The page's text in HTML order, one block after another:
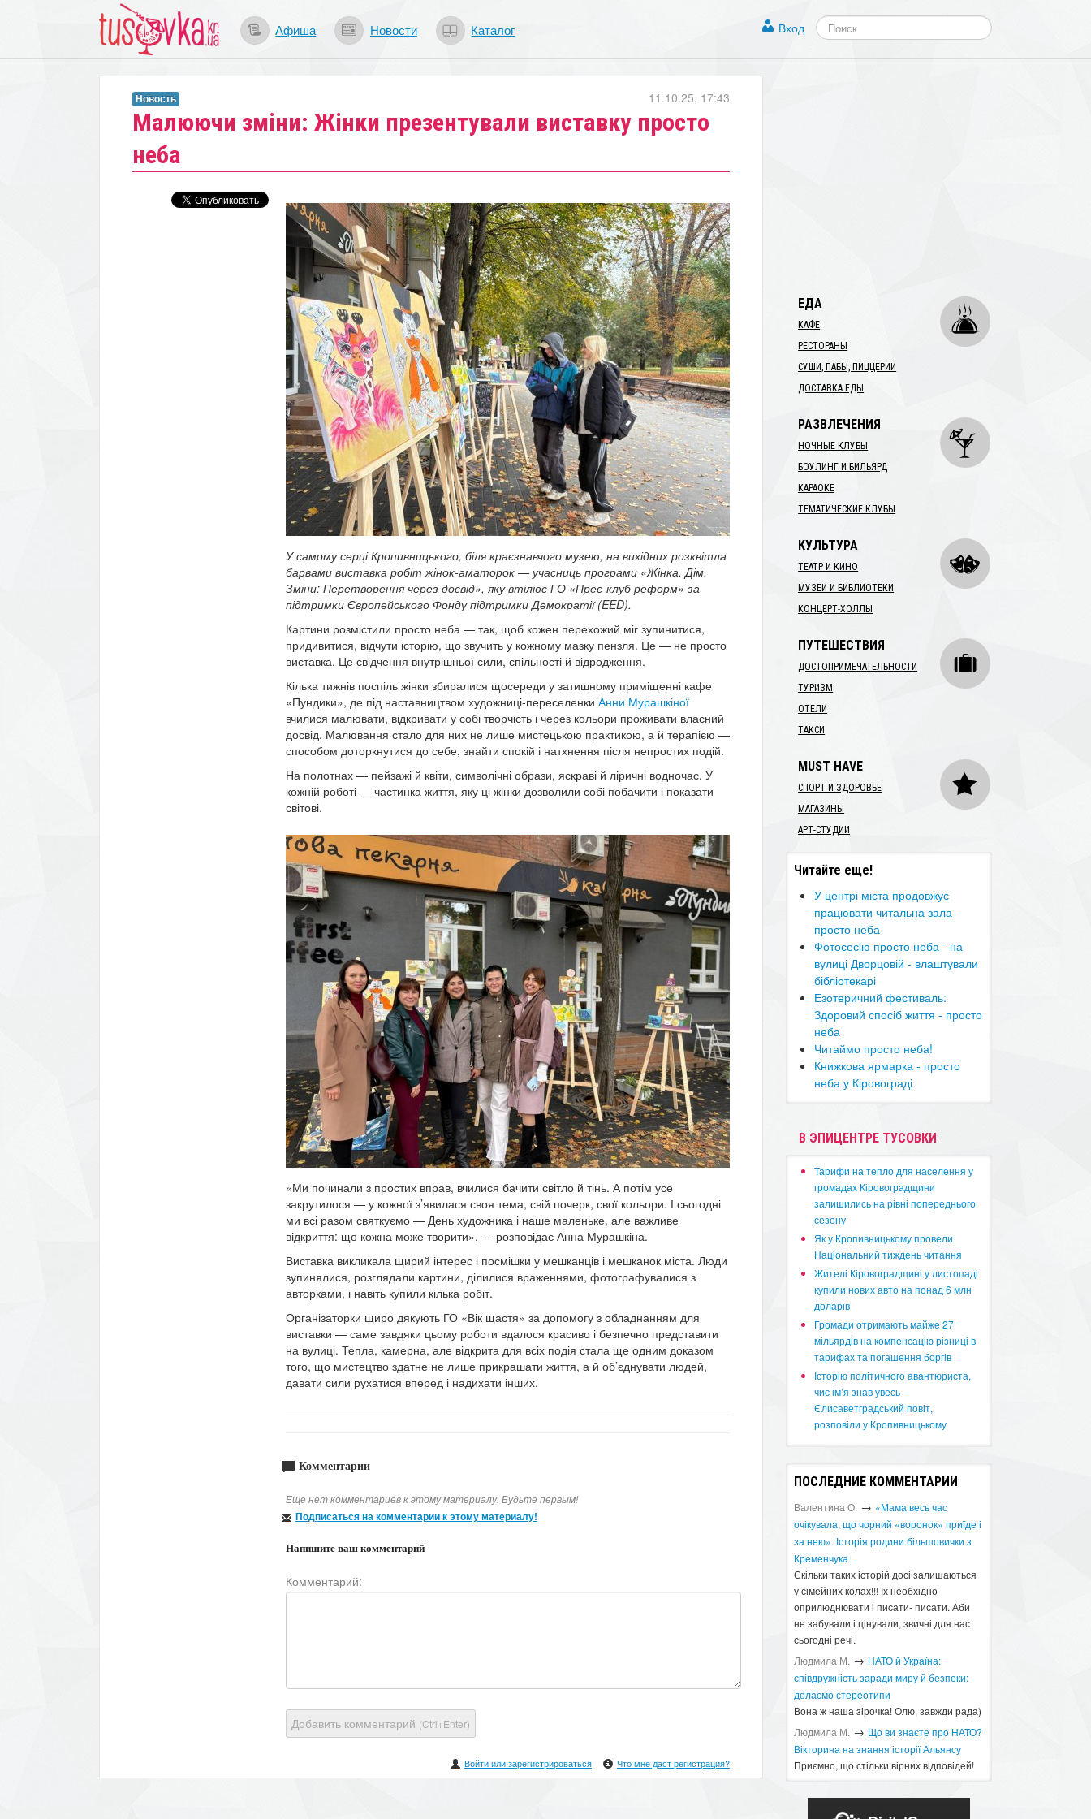
Афиша Новости Каталог Вход
Малюючи зміни: Жінки презентували виставку просто
неба
11.10.25, 17:43
Новость
У самому серці Кропивницького, біля краєзнавчого музею, на вихідних розквітла
барвами виставка робіт жінок-аматорок — учасниць програми «Жінка. Дім.
Зміни: Перетворення через досвід», яку втілює ГО «Прес-клуб реформ» за
підтримки Європейського Фонду підтримки Демократії (EED).
Картини розмістили просто неба — так, щоб кожен перехожий міг зупинитися,
придивитися, відчути історію, що звучить у кожному мазку пензля. Це — не просто
виставка. Це свідчення внутрішньої сили, спільності й відродження.
Кілька тижнів поспіль жінки збиралися щосереди у затишному приміщенні кафе
«Пундики», де під наставництвом художниці-переселенки Анни Мурашкіної
вчилися малювати, відкривати у собі творчість і через кольори проживати власний
досвід. Малювання стало для них не лише мистецькою практикою, а й терапією —
способом доторкнутися до себе, знайти спокій і натхнення після непростих подій.
На полотнах — пейзажі й квіти, символічні образи, яскраві й ліричні водночас. У
кожній роботі — частинка життя, яку ці жінки дозволили собі побачити і показати
світові.
«Ми починали з простих вправ, вчилися бачити світло й тінь. А потім усе
закрутилося — у кожної з’явилася своя тема, свій почерк, свої кольори. І сьогодні
ми всі разом святкуємо — День художника і наше маленьке, але важливе
відкриття: що кожна може творити», — розповідає Анна Мурашкіна.
Виставка викликала щирий інтерес і посмішки у мешканців і мешканок міста. Люди
зупинялися, розглядали картини, ділилися враженнями, фотографувалися з
авторками, і навіть купили кілька робіт.
Організаторки щиро дякують ГО «Вік щастя» за допомогу з обладнанням для
виставки — саме завдяки цьому роботи вдалося красиво і безпечно представити
на вулиці. Тепла, камерна, але відкрита для всіх подія стала ще одним доказом
того, що мистецтво здатне не лише прикрашати життя, а й об’єднувати людей,
давати сили рухатися вперед і надихати інших.
Комментарии
Еще нет комментариев к этому материалу. Будьте первым!
Подписаться на комментарии к этому материалу!
Напишите ваш комментарий
Комментарий:
Добавить комментарий (Ctrl+Enter)
Войти или зарегистрироваться Что мне даст регистрация?
ЕДА
КАФЕ
РЕСТОРАНЫ
СУШИ, ПАБЫ, ПИЦЦЕРИИ
ДОСТАВКА ЕДЫ
РАЗВЛЕЧЕНИЯ
НОЧНЫЕ КЛУБЫ
БОУЛИНГ И БИЛЬЯРД
КАРАОКЕ
ТЕМАТИЧЕСКИЕ КЛУБЫ
КУЛЬТУРА
ТЕАТР И КИНО
МУЗЕИ И БИБЛИОТЕКИ
КОНЦЕРТ-ХОЛЛЫ
ПУТЕШЕСТВИЯ
ДОСТОПРИМЕЧАТЕЛЬНОСТИ
ТУРИЗМ
ОТЕЛИ
ТАКСИ
MUST HAVE
СПОРТ И ЗДОРОВЬЕ
МАГАЗИНЫ
АРТ-СТУДИИ
Читайте еще!
У центрі міста продовжує
працювати читальна зала
просто неба
Фотосесію просто неба - на
вулиці Дворцовій - влаштували
бібліотекарі
Езотеричний фестиваль:
Здоровий спосіб життя - просто
неба
Читаймо просто неба!
Книжкова ярмарка - просто
неба у Кіровограді
В ЭПИЦЕНТРЕ ТУСОВКИ
​Тарифи на тепло для населення у
громадах Кіровоградщини
залишились на рівні попереднього
сезону
​Як у Кропивницькому провели
Національний тиждень читання
​Жителі Кіровоградщині у листопаді
купили нових авто на понад 6 млн
доларів
​Громади отримають майже 27
мільярдів на компенсацію різниці в
тарифах та погашення боргів
Історію політичного авантюриста,
чиє ім’я знав увесь
Єлисаветградський повіт,
розповіли у Кропивницькому
ПОСЛЕДНИЕ КОММЕНТАРИИ
Валентина О. → «Мама весь час
очікувала, що чорний «воронок» приїде і
за нею». Історія родини більшовички з
Кременчука
Скільки таких історій досі залишаються
у сімейних колах!!! Іх необхідно
оприлюднювати і писати- писати. Аби
не забували і цінували, звичні для нас
сьогодні речі.
Людмила М. → ​НАТО й Україна:
співдружність заради миру й безпеки:
долаємо стереотипи
Вона ж наша зірочка! Олю, завжди рада)
Людмила М. → Що ви знаєте про НАТО?
Вікторина на знання історії Альянсу ​
Приємно, що стільки вірних відповідей!